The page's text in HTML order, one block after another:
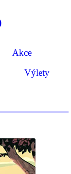
Akce
Výlety